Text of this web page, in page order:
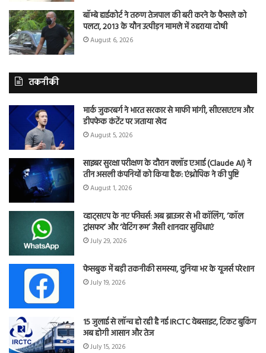
बॉम्बे हाईकोर्ट ने तरुण तेजपाल की बरी करने के फैसले को
पलटा, 2013 के यौन उत्पीड़न मामले में ठहराया दोषी
August 6, 2026
तकनीकी
मार्क जुकरबर्ग ने भारत सरकार से माफी मांगी, सीएसएएम और
डीपफेक कंटेंट पर जताया खेद
August 5, 2026
साइबर सुरक्षा परीक्षण के दौरान क्लॉड एआई (Claude AI) ने
तीन असली कंपनियों को किया हैक: एंथ्रोपिक ने की पुष्टि
August 1, 2026
व्हाट्सएप के नए फीचर्स: अब ब्राउजर से भी कॉलिंग, ‘कॉल
ट्रांसफर’ और ‘वेटिंग रूम’ जैसी शानदार सुविधाएं
July 29, 2026
फेसबुक में बड़ी तकनीकी समस्या, दुनिया भर के यूजर्स परेशान
July 19, 2026
15 जुलाई से लॉन्च हो रही है नई IRCTC वेबसाइट, टिकट बुकिंग
अब होगी आसान और तेज
July 15, 2026